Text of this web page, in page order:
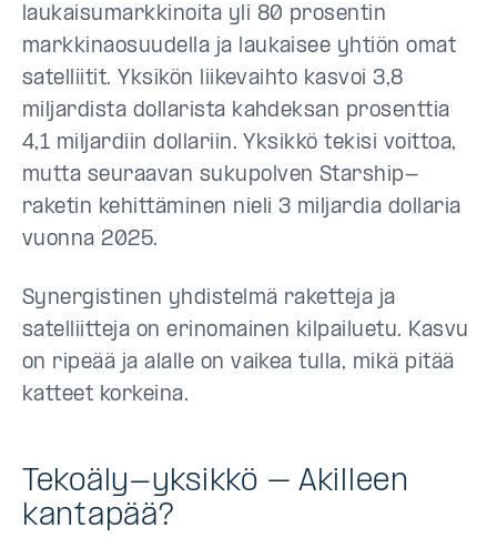
laukaisumarkkinoita yli 80 prosentin
markkinaosuudella ja laukaisee yhtiön omat
satelliitit. Yksikön liikevaihto kasvoi 3,8
miljardista dollarista kahdeksan prosenttia
4,1 miljardiin dollariin. Yksikkö tekisi voittoa,
mutta seuraavan sukupolven Starship-
raketin kehittäminen nieli 3 miljardia dollaria
vuonna 2025.
Synergistinen yhdistelmä raketteja ja
satelliitteja on erinomainen kilpailuetu. Kasvu
on ripeää ja alalle on vaikea tulla, mikä pitää
katteet korkeina.
Tekoäly-yksikkö – Akilleen
kantapää?